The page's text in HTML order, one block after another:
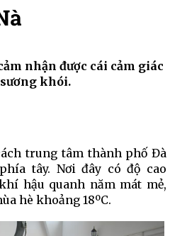
nhận được cái cảm giác
khói.
trung tâm thành phố Đà
tây. Nơi đây có độ cao
hậu quanh năm mát mẻ,
hè khoảng 18ºC.